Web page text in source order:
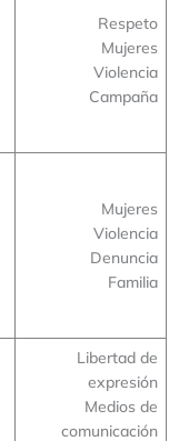
Respeto
Mujeres
Violencia
Campaña
Mujeres
Violencia
Denuncia
Familia
Libertad de
expresión
Medios de
comunicación